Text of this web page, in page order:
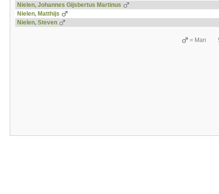
Nielen, Johannes Gijsbertus Martinus
Nielen, Matthijs
Nielen, Steven
= Man